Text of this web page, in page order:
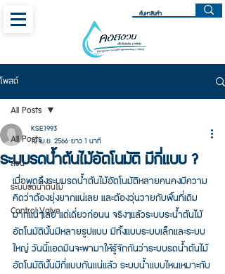
โพสต์
All Posts
สวน
ระบบรดน้ำต้นไม้
Control Valve
All Posts
ระบบรดน้ำต้นไม้อัตโนมัติ มีกี่แบบ ?
KSE1993
12 เม.ย. 2566 ยาว 1 นาที
เมื่อพูดถึงระบบรดน้ำต้นไม้อัตโนมัติหลายคนคงมีความ
คิดว่าต้องยุ่งยากแน่เลย และต้องวุ่นวายกับพื้นที่เดิม
มากแน่ๆเลย แต่เดี่ยวก่อนน จริงๆแล้วระบบระน้ำต้นไม้
อัตโนมัตินั้นมีหลายรูปแบบ มีทั้งแบบระบบเล็กและระบบ
ใหญ่ วันนี้แอดมินจะพามาให้รู้จักกันว่าระบบรดน้ำต้นไม้
อัตโนมัตินั้นมีกี่แบบกันแน่แล้ว ระบบน้ำแบบไหนเหมาะกับ